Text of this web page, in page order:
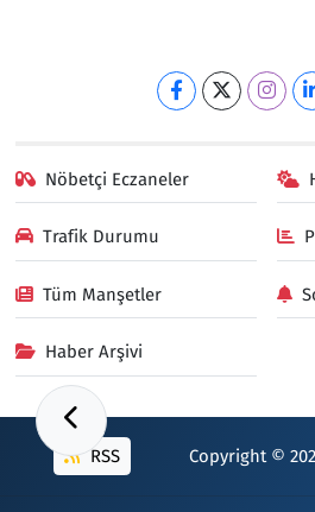
Nöbetçi Eczaneler
Trafik Durumu
Tüm Manşetler
Haber Arşivi
RSS Copyright ©